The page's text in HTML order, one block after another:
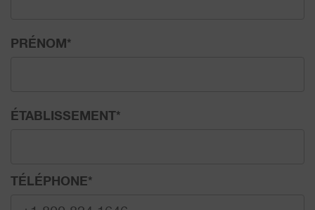
PRÉNOM *
ÉTABLISSEMENT*
TÉLÉPHONE*